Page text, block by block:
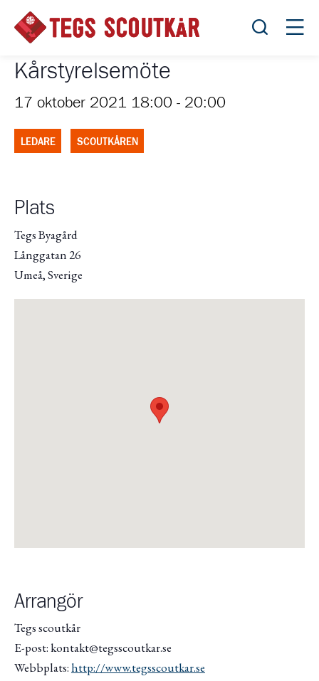
Öppna
Kårstyrelsemöte
17 oktober 2021 18:00 - 20:00
LEDARE SCOUTKÅREN
Plats
Tegs Byagård
Långgatan 26
Umeå,Sverige
Arrangör
Tegs scoutkår
E-post: kontakt@tegsscoutkar.se
Webbplats:http://www.tegsscoutkar.se